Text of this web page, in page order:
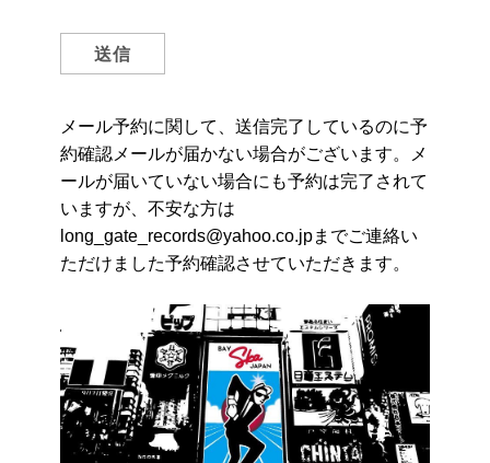
メール予約に関して、送信完了しているのに予
約確認メールが届かない場合がございます。メ
ールが届いていない場合にも予約は完了されて
いますが、不安な方は
long_gate_records@yahoo.co.jpまでご連絡い
ただけました予約確認させていただきます。